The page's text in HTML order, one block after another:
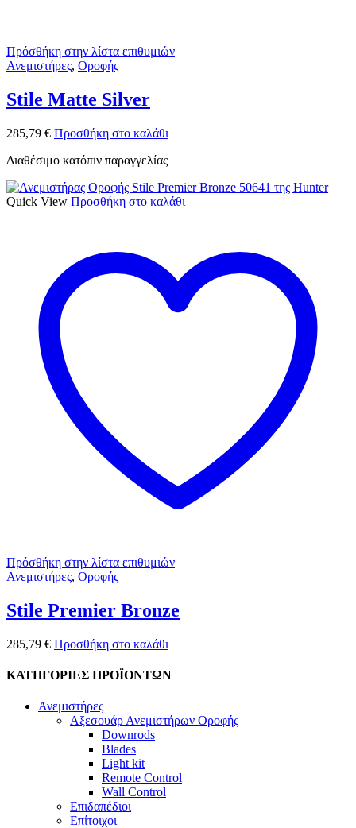
Πρόσθήκη στην λίστα επιθυμιών
Ανεμιστήρες, Οροφής
Stile Matte Silver
285,79 € Προσθήκη στο καλάθι
Διαθέσιμο κατόπιν παραγγελίας
Quick View Προσθήκη στο καλάθι
Πρόσθήκη στην λίστα επιθυμιών
Ανεμιστήρες, Οροφής
Stile Premier Bronze
285,79 € Προσθήκη στο καλάθι
ΚΑΤΗΓΟΡΙΕΣ ΠΡΟΪΟΝΤΩΝ
Ανεμιστήρες
Αξεσουάρ Ανεμιστήρων Οροφής
Downrods
Blades
Light kit
Remote Control
Wall Control
Επιδαπέδιοι
Επίτοιχοι